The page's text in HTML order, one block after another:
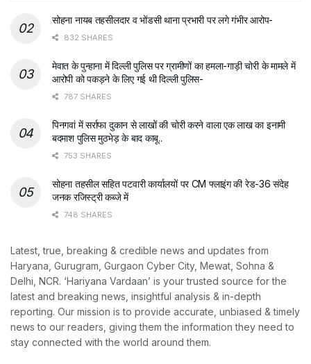
सोहना नायब तहसीलदार व भोंडसी थाना प्रभारी पर लगे गंभीर आरोप-
832 SHARES
मेवात के पुन्हाना में दिल्ली पुलिस पर ग्रामीणों का हमला-गाड़ी चोरी के मामले में
आरोपी को पकड़ने के लिए गई थी दिल्ली पुलिस-
787 SHARES
पिनगवां में सर्राफा दुकान से लाखों की चोरी करने वाला एक लाख का इनामी
बदमाश पुलिस मुठभेड़ के बाद काबू..
753 SHARES
सोहना तहसील सहित पटवारी कार्यालयों पर CM फ्लाइंग की रेड-36 संदेह
जनक रजिस्ट्री कब्जे में
748 SHARES
Latest, true, breaking & credible news and updates from
Haryana, Gurugram, Gurgaon Cyber City, Mewat, Sohna &
Delhi, NCR. ‘Hariyana Vardaan’ is your trusted source for the
latest and breaking news, insightful analysis & in-depth
reporting. Our mission is to provide accurate, unbiased & timely
news to our readers, giving them the information they need to
stay connected with the world around them.